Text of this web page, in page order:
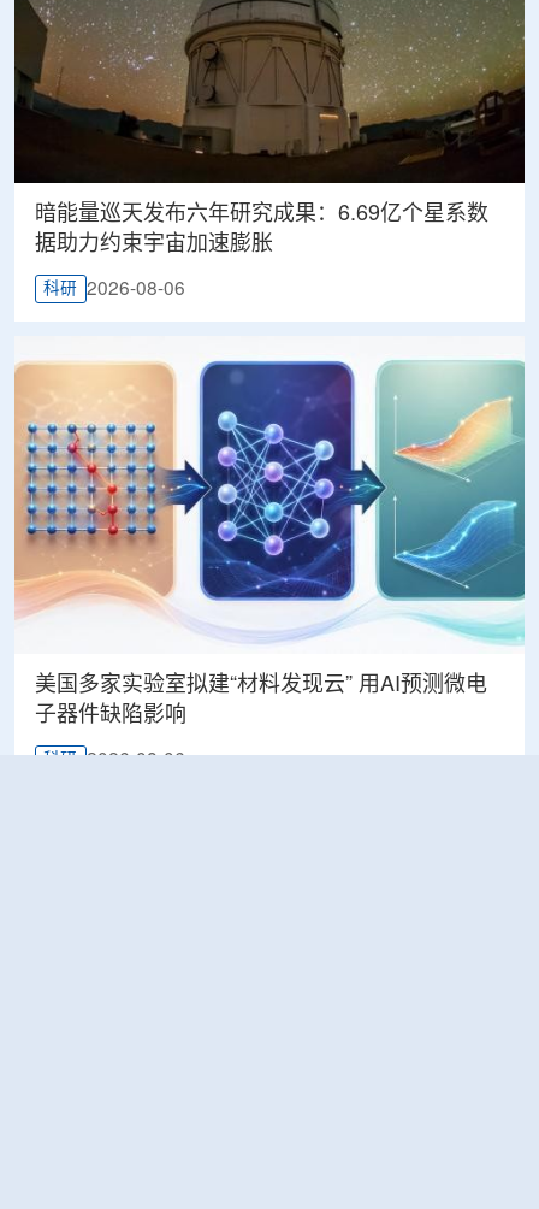
暗能量巡天发布六年研究成果：6.69亿个星系数
据助力约束宇宙加速膨胀
科研 2026-08-06
美国多家实验室拟建“材料发现云” 用AI预测微电
子器件缺陷影响
科研 2026-08-06